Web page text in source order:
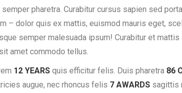
pharetra. Curabitur cursus sapien sed
– dolor quis ex mattis, euismod mauris eget,
semper malesuada ipsum! Curabitur et mattis
amet commodo tellus.
12 YEARS quis efficitur felis. Duis pharetra 86
augue, nec rhoncus felis 7 AWARDS sagittis